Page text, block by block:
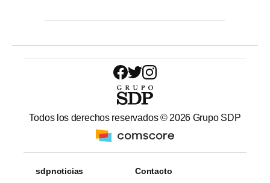
Todos los derechos reservados © 2026 Grupo SDP
sdpnoticias Contacto